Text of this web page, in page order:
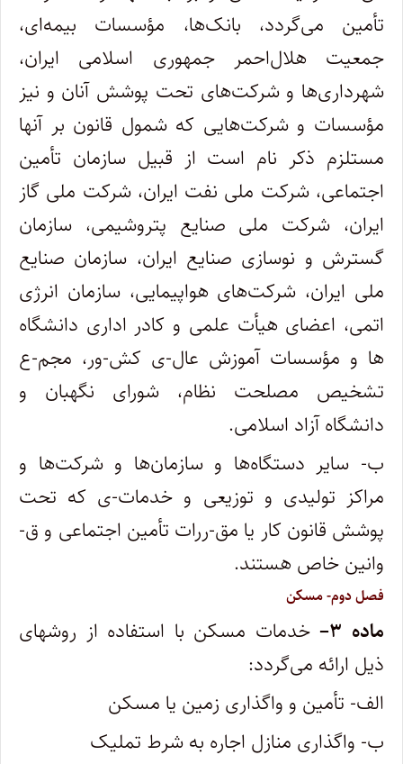
تأمین می‌گردد، بانک‌ها، مؤسسات بیمه‌ای،
جمعیت هلال‌احمر جمهوری اسلامی ایران،
شهرداری‌ها و شرکت‌های تحت پوشش آنان و نیز
مؤسسات و شرکت‌هایی که شمول قانون بر آنها
مستلزم ذکر نام است از قبیل سازمان تأمین
اجتماعی، شرکت ملی نفت ایران، شرکت ملی گاز
ایران، شرکت ملی صنایع پتروشیمی، سازمان
گسترش و نوسازی صنایع ایران، سازمان صنایع
ملی ایران، شرکت‌های هواپیمایی، سازمان انرژی
اتمی، اعضای هیأت علمی و کادر اداری دانشگاه
ها و مؤسسات آموزش عال-ی کش-ور، مجم-ع
تشخیص مصلحت نظام، شورای نگهبان و
دانشگاه آزاد اسلامی.
ب- سایر دستگاه‌ها و سازمان‌ها و شرکت‌ها و
مراکز تولیدی و توزیعی و خدمات-ی که تحت
پوشش قانون کار یا مق-ررات تأمین اجتماعی و ق-
وانین خاص هستند.
فصل دوم- مسکن
ماده ۳–خدمات مسکن با استفاده از روشهای
ذیل ارائه می‌گردد:
الف- تأمین و واگذاری زمین یا مسکن
ب- واگذاری منازل اجاره به شرط تملیک